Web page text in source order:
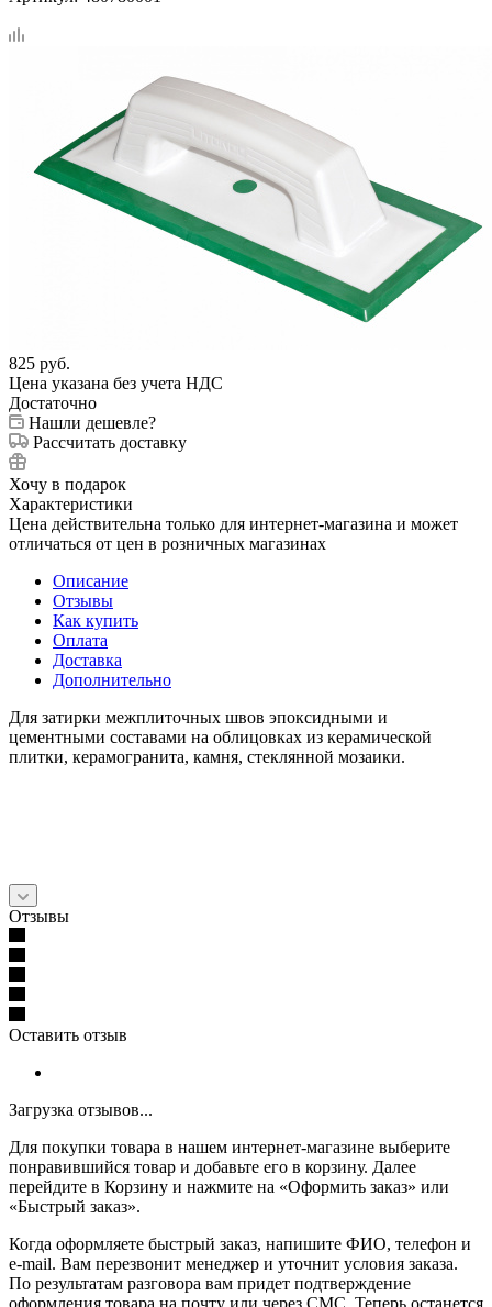
825 руб.
Цена указана без учета НДС
Достаточно
Нашли дешевле?
Рассчитать доставку
Хочу в подарок
Характеристики
Цена действительна только для интернет-магазина и может
отличаться от цен в розничных магазинах
Описание
Отзывы
Как купить
Оплата
Доставка
Дополнительно
Для затирки межплиточных швов эпоксидными и
цементными составами на облицовках из керамической
плитки, керамогранита, камня, стеклянной мозаики.
Отзывы
Оставить отзыв
Загрузка отзывов...
Для покупки товара в нашем интернет-магазине выберите
понравившийся товар и добавьте его в корзину. Далее
перейдите в Корзину и нажмите на «Оформить заказ» или
«Быстрый заказ».
Когда оформляете быстрый заказ, напишите ФИО, телефон и
e-mail. Вам перезвонит менеджер и уточнит условия заказа.
По результатам разговора вам придет подтверждение
оформления товара на почту или через СМС. Теперь останется